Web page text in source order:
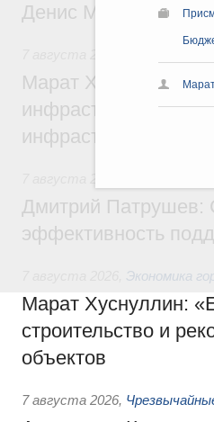
Денис Мантуров
Марат Хуснуллин:
инфраструктуры
инфраструктурным
Дмитрий Патрушев:
эффективность
Экономика
Марат Хуснуллин:
строительство и
объектов
7 августа 2026,